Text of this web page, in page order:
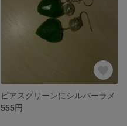
ピアスグリーンにシルバーラメ
555円